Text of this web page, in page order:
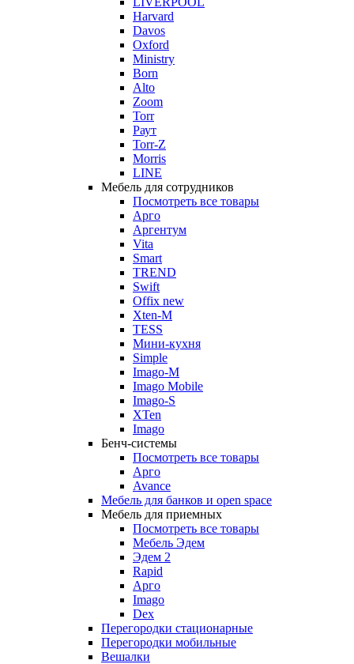
Harvard
Davos
Oxford
Ministry
Born
Alto
Zoom
Torr
Раут
Torr-Z
Morris
LINE
Мебель для сотрудников
Посмотреть все товары
Арго
Аргентум
Vita
Smart
TREND
Swift
Offix new
Xten-M
TESS
Мини-кухня
Simple
Imago-M
Imago Mobile
Imago-S
XTen
Imago
Бенч-системы
Посмотреть все товары
Арго
Avance
Мебель для банков и open space
Мебель для приемных
Посмотреть все товары
Мебель Эдем
Эдем 2
Rapid
Арго
Imago
Dex
Перегородки стационарные
Перегородки мобильные
Вешалки